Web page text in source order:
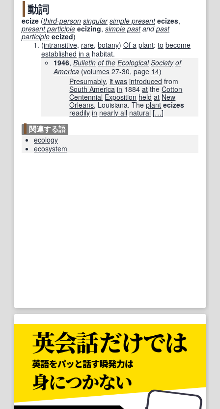
動詞
ecize (third-person singular simple present ecizes,
present participle ecizing, simple pastandpast
participle ecized)
(intransitive, rare, botany) Of a plant: to become
established in a habitat.
1946, Bulletin of the Ecological Society of
America (volumes 27-30, page 14)
Presumably,it was introduced from
South America in 1884at theCotton
Centennial Exposition held at New
Orleans, Louisiana. Theplant ecizes
readily in nearly all natural […]
関連する語
ecology
ecosystem